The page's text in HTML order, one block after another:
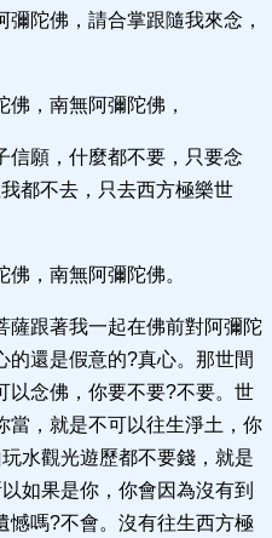
陀佛，請合掌跟隨我來念，
，南無阿彌陀佛，
信願，什麼都不要，只要念
都不去，只去西方極樂世
，南無阿彌陀佛。
薩跟著我一起在佛前對阿彌陀
的還是假意的?真心。那世間
以念佛，你要不要?不要。世
當，就是不可以往生淨土，你
水觀光遊歷都不要錢，就是
如果是你，你會因為沒有到
憾嗎?不會。沒有往生西方極